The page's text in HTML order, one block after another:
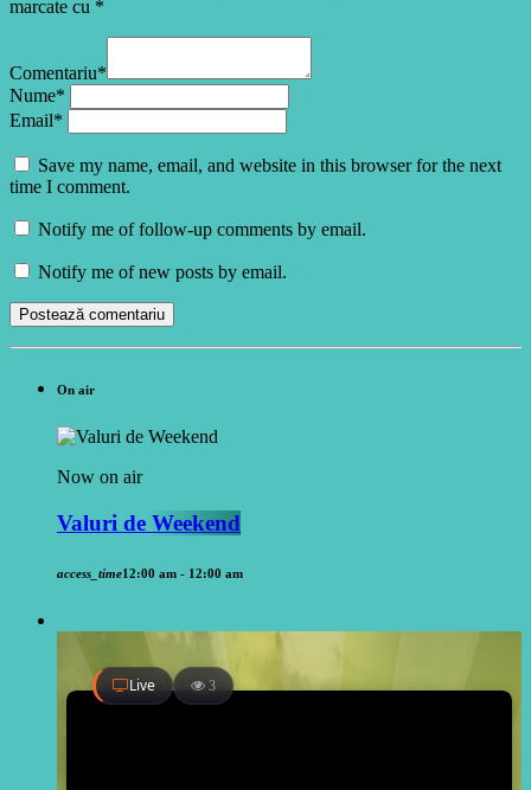
marcate cu *
Comentariu*
Nume*
Email*
Save my name, email, and website in this browser for the next
time I comment.
Notify me of follow-up comments by email.
Notify me of new posts by email.
On air
Now on air
Valuri de Weekend
access_time12:00 am - 12:00 am